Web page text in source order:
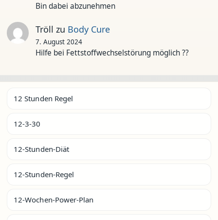
Bin dabei abzunehmen
Tröll zu Body Cure
7. August 2024
Hilfe bei Fettstoffwechselstörung möglich ??
12 Stunden Regel
12-3-30
12-Stunden-Diät
12-Stunden-Regel
12-Wochen-Power-Plan